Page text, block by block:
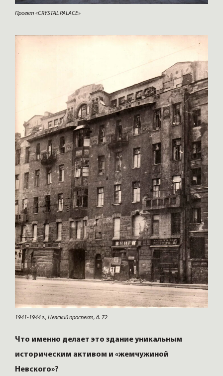
Проект «CRYSTAL PALACE»
1941-1944 г., Невский проспект, д. 72
Что именно делает это здание уникальным
историческим активом и «жемчужиной
Невского»?